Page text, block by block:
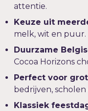
attentie.
Keuze uit
melk, wit en puur.
Duurzame
Cocoa Horizons
Perfect voor
bedrijven,
Klassiek